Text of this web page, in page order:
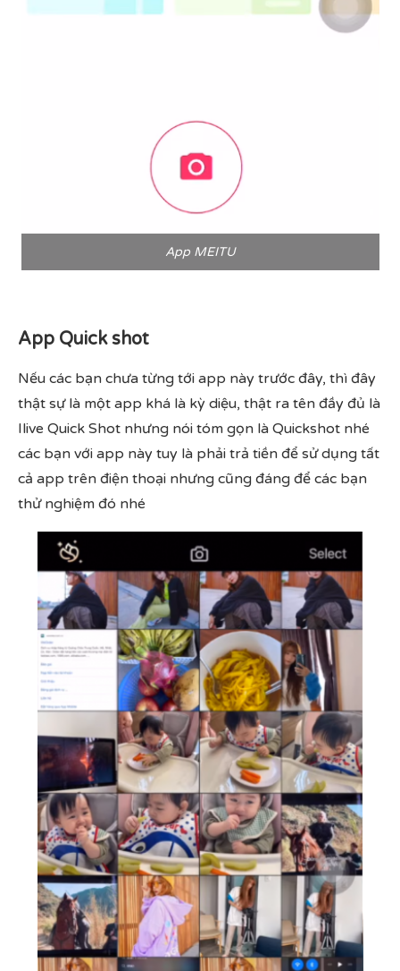
App MEITU
App Quick shot
Nếu các bạn chưa từng tới app này trước đây, thì đây
thật sự là một app khá là kỳ diệu, thật ra tên đầy đủ là
Ilive Quick Shot nhưng nói tóm gọn là Quickshot nhé
các bạn với app này tuy là phải trả tiền để sử dụng tất
cả app trên điện thoại nhưng cũng đáng để các bạn
thử nghiệm đó nhé